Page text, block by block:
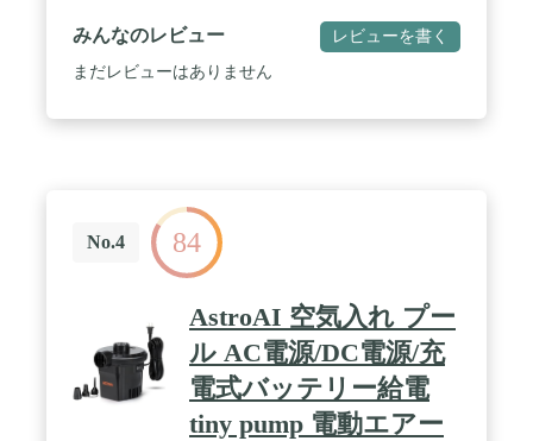
の時に使えるSOSモードを搭載。キャンプや釣りな
どのアウトドアはもちろん、防災アイテムとしても
一つあると安心です。 ライト部分の中央にある電源
1.5～2時間でフル充電ができます。 / ✅【商品詳
細】 ■サイズ：(約)幅4.8cm×奥行き4.7cm×高さ
8.7cm、アダプターサイズ：(約)小：5.5mm / 中：
11.8mm / 大：18mm、25mm■材質：ABS樹脂、PP樹
脂■重量：(約)120g■吹出量:170L/分■付属品:ノズル(3
種類)、充電用USBケーブル(Type-C)■入力電
圧:DC5V■バッテリー容量:1,400mAh■充電時間:
(約)1.5～2時間※フル充電時のエアーポンプ使用可
能時間めやす：25分(15分以上連続で使用しないで
ください)、連続使用可能時間:15分※エアーポンプ
使用時■LEDライト明るさ(ルーメン)：45lm / 230lm
みんなのレビュー レビューを書く
まだレビューはありません
No.4 84
AstroAI 空気入れ プー
ル AC電源/DC電源/充
電式バッテリー給電
tiny pump 電動エアー